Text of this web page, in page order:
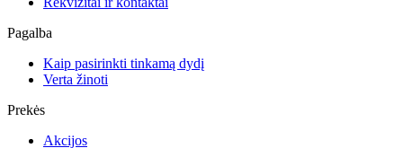
Pagalba
Kaip pasirinkti tinkamą dydį
Verta žinoti
Prekės
Akcijos